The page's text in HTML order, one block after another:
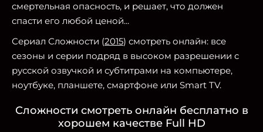
смертельная опасность, и решает, что должен
спасти его любой ценой...
Сериал Сложности (2015) смотреть онлайн: все
сезоны и серии подряд в высоком разрешении с
русской озвучкой и субтитрами на компьютере,
ноутбуке, планшете, смартфоне или Smart TV.
Сложности смотреть онлайн бесплатно в
хорошем качестве Full HD